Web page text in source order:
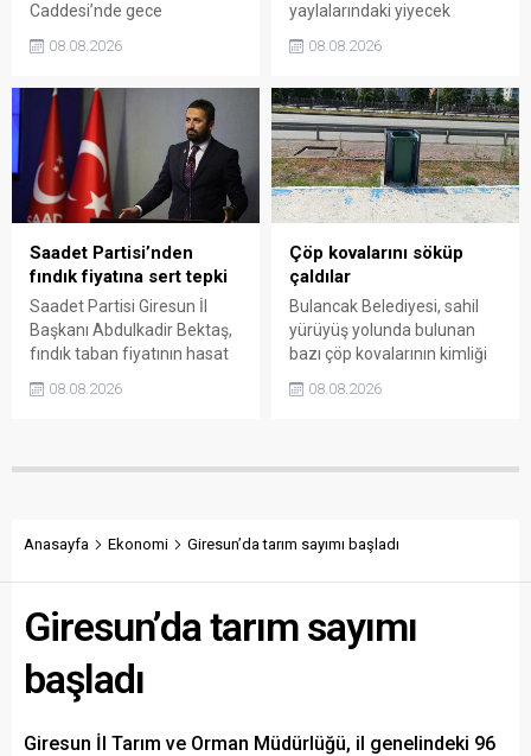
Caddesi’nde gece
kavgada A.E. ayağından
bölgede kısa süreli panik
yaşanırken polis geniş çaplı
soruşturma başlattı.
08.08.2026
yaylalarındaki yiyecek
belirgin biçimde yüksek
Valiliği, Tarım ve Orman İl
Müdürlüğü ile ilgili kurumları
denetime çağırdı. Akdoğan,
yüzde 50’ye ulaşan fiyat
farklarının araştırılması
gerektiğini söyledi.
08.08.2026
Saadet Partisi’nden
fındık fiyatına sert tepki
Saadet Partisi Giresun İl
Başkanı Abdulkadir Bektaş,
fındık taban fiyatının hasat
açıklanmamasına tepki
belirterek üreticiyi memnun
savundu.
08.08.2026
Çöp kovalarını söküp
çaldılar
Bulancak Belediyesi, sahil
yürüyüş yolunda bulunan
bazı çöp kovalarının kimliği
sökülerek çalındığını açıkladı.
vatandaşlardan ihbar
08.08.2026
Anasayfa Ekonomi Giresun’da tarım sayımı başladı
Giresun’da tarım sayımı
başladı
Giresun İl Tarım ve Orman Müdürlüğü, il genelindeki 96